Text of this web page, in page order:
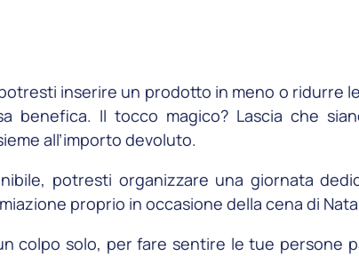
inserire un prodotto in meno o ridurre
benefica. Il tocco magico? Lascia che
all’importo devoluto.
potresti organizzare una giornata
proprio in occasione della cena di
colpo solo, per fare sentire le tue persone